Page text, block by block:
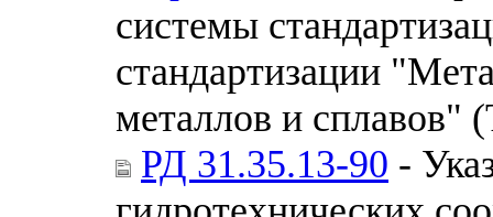
системы
стандартизации
металлов и сплавов"
РД 31.35.13-90 -